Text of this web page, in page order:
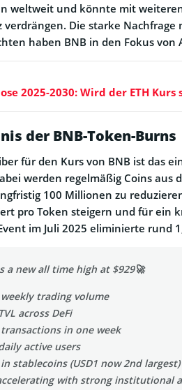
weltweit und könnte mit
Die starke Nachfrage
haben BNB in den Fokus von
2025-2030: Wird der ETH Kurs
der BNB-Token-Burns
für den Kurs von BNB ist das
werden regelmäßig Coins
100 Millionen zu
pro Token steigern und für ein
im Juli 2025 eliminierte rund
new all time high at $929🚀
weekly trading volume
across DeFi
transactions in one week
active users
in stablecoins (USD1 now 2nd largest)
accelerating with strong institutional